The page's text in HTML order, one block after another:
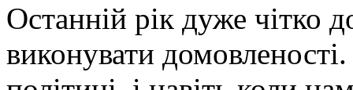
Останній рік дуже чітко
виконувати